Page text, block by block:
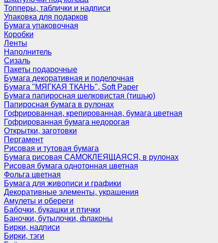
Топперы, таблички и надписи
Упаковка для подарков
Бумага упаковочная
Коробки
Ленты
Наполнитель
Сизаль
Пакеты подарочные
Бумага декоративная и поделочная
Бумага "МЯГКАЯ ТКАНЬ", Soft Paper
Бумага папиросная шелковистая (тишью)
Папиросная бумага в рулонах
Гофрированная, крепированная, бумага цветная
Гофрированная бумага недорогая
Открытки, заготовки
Пергамент
Рисовая и тутовая бумага
Бумага рисовая САМОКЛЕЯЩАЯСЯ, в рулонах
Рисовая бумага однотонная цветная
Фольга цветная
Бумага для живописи и графики
Декоративные элементы, украшения
Амулеты и обереги
Бабочки, букашки и птички
Баночки, бутылочки, флаконы
Бирки, надписи
Бирки, тэги